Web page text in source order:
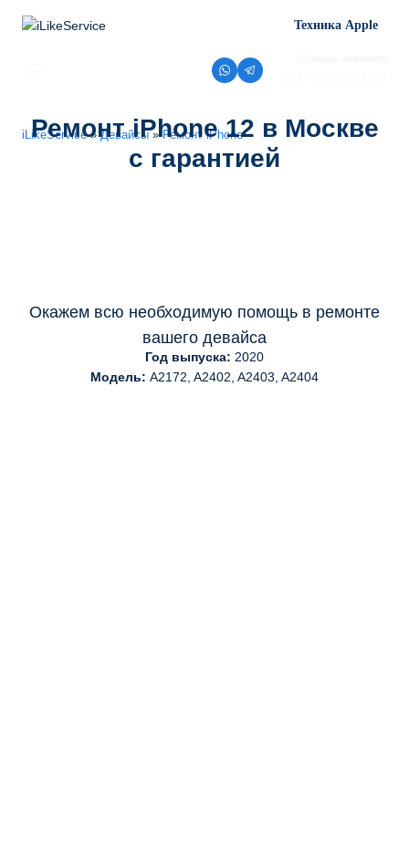
Техника Apple
iLikeService»Девайсы »Ремонт iPhone
Ремонт iPhone 12 в Москве
с гарантией
Окажем всю необходимую помощь в ремонте
вашего девайса
Год выпуска: 2020
Модель: A2172, A2402, A2403, A2404